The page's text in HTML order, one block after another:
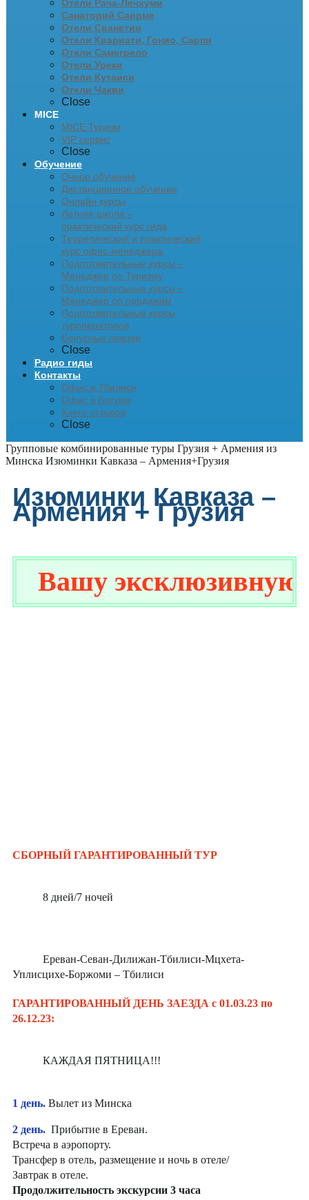
Отели Рача-Лечхуми
Санаторий Саирме
Отели Сванетии
Отели Квариати, Гонио, Сарпи
Отели Самегрело
Отели Уреки
Отели Кутаиси
Отели Чакви
Close
MICE
MICE Туризм
VIP сервис
Close
Обучение
Очное обучение
Дистанционное обучение
Онлайн курсы
Летняя школа –
практический курс гида
Теоретический и практический
курс офис-менеджера
Подготовительные курсы –
Менеджер по Туризму
Подготовительные курсы –
Менеджер по продажам
Подготовительные курсы
туроператоров
Бонусные лекции
Close
Радио гиды
Контакты
Офис в Тбилиси
Офис в Батуми
Книга отзывов
Close
Групповые комбинированные туры Грузия + Армения из
Минска Изюминки Кавказа – Армения+Грузия
Изюминки Кавказа –
Армения + Грузия
Вашу эксклюзивную
СБОРНЫЙ ГАРАНТИРОВАННЫЙ ТУР
8 дней/7 ночей
Ереван-Севан-Дилижан-Тбилиси-Мцхета-
Уплисцихе-Боржоми – Тбилиси
ГАРАНТИРОВАННЫЙ ДЕНЬ ЗАЕЗДА с 01.03.23 по
26.12.23:
КАЖДАЯ ПЯТНИЦА!!!
1 день. Вылет из Минска
2 день. Прибытие в Ереван.
Встреча в аэропорту.
Трансфер в отель, размещение и ночь в отеле/
Завтрак в отеле.
Продолжительность экскурсии 3 часа